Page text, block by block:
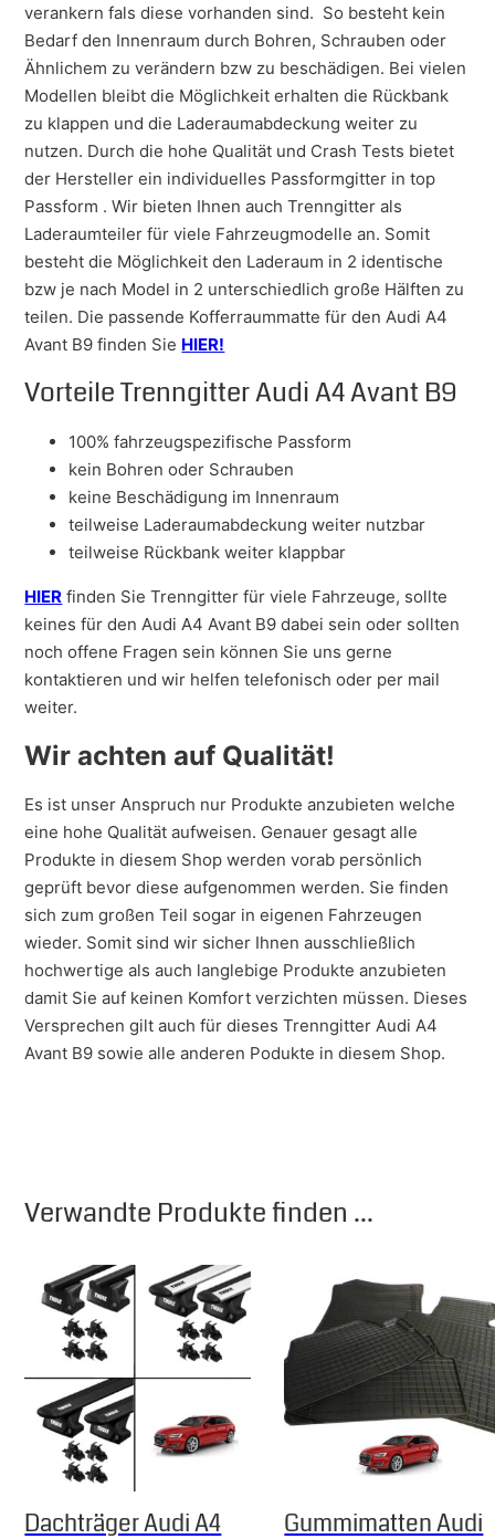
verankern fals diese vorhanden sind. So besteht kein
Bedarf den Innenraum durch Bohren, Schrauben oder
Ähnlichem zu verändern bzw zu beschädigen. Bei vielen
Modellen bleibt die Möglichkeit erhalten die Rückbank
zu klappen und die Laderaumabdeckung weiter zu
nutzen. Durch die hohe Qualität und Crash Tests bietet
der Hersteller ein individuelles Passformgitter in top
Passform . Wir bieten Ihnen auch Trenngitter als
Laderaumteiler für viele Fahrzeugmodelle an. Somit
besteht die Möglichkeit den Laderaum in 2 identische
bzw je nach Model in 2 unterschiedlich große Hälften zu
teilen. Die passende Kofferraummatte für den Audi A4
Avant B9 finden Sie HIER!
Vorteile Trenngitter Audi A4 Avant B9
100% fahrzeugspezifische Passform
kein Bohren oder Schrauben
keine Beschädigung im Innenraum
teilweise Laderaumabdeckung weiter nutzbar
teilweise Rückbank weiter klappbar
HIER finden Sie Trenngitter für viele Fahrzeuge, sollte
keines für den Audi A4 Avant B9 dabei sein oder sollten
noch offene Fragen sein können Sie uns gerne
kontaktieren und wir helfen telefonisch oder per mail
weiter.
Wir achten auf Qualität!
Es ist unser Anspruch nur Produkte anzubieten welche
eine hohe Qualität aufweisen. Genauer gesagt alle
Produkte in diesem Shop werden vorab persönlich
geprüft bevor diese aufgenommen werden. Sie finden
sich zum großen Teil sogar in eigenen Fahrzeugen
wieder. Somit sind wir sicher Ihnen ausschließlich
hochwertige als auch langlebige Produkte anzubieten
damit Sie auf keinen Komfort verzichten müssen. Dieses
Versprechen gilt auch für dieses Trenngitter Audi A4
Avant B9 sowie alle anderen Podukte in diesem Shop.
Verwandte Produkte finden ...
Dachträger Audi A4 Gummimatten Audi